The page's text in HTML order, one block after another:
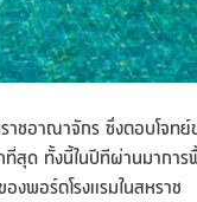
าชอาณาจักร ซึ่งตอบโจทย์
ที่สุด ทั้งนี้ในปีทีผ่านมาการ
พอร์ตโรงแรมในสหราช